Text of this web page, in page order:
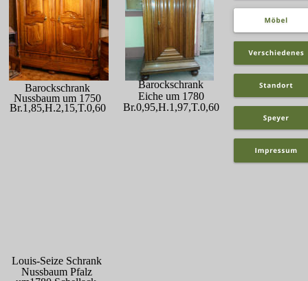
Barockschrank
Nussbaum um 1750
Br.1,85,H.2,15,T.0,60
Barockschrank
Eiche um 1780
Br.0,95,H.1,97,T.0,60
Louis-Seize Schrank
Nussbaum Pfalz